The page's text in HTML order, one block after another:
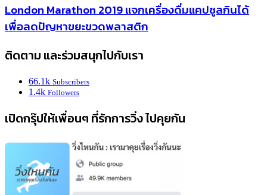
London Marathon 2019 แจกเครื่องดื่มแคปซูลกินได้
เพื่อลดปัญหาขยะขวดพลาสติก
ติดตาม และร่วมสนุกไปกับเรา
66.1k Subscribers
1.4k Followers
เปิดกรุ๊ปให้เพื่อนๆ ที่รักการวิ่ง ไปคุยกัน